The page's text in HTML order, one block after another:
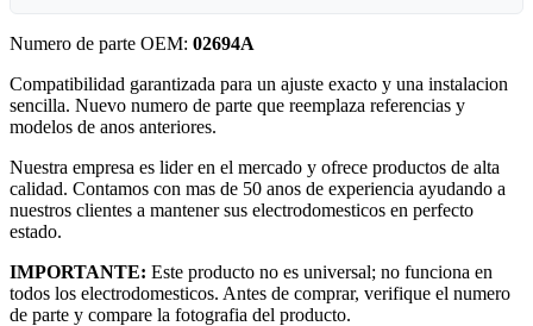
Numero de parte OEM: 02694A
Compatibilidad garantizada para un ajuste exacto y una instalacion
sencilla. Nuevo numero de parte que reemplaza referencias y
modelos de anos anteriores.
Nuestra empresa es lider en el mercado y ofrece productos de alta
calidad. Contamos con mas de 50 anos de experiencia ayudando a
nuestros clientes a mantener sus electrodomesticos en perfecto
estado.
IMPORTANTE: Este producto no es universal; no funciona en
todos los electrodomesticos. Antes de comprar, verifique el numero
de parte y compare la fotografia del producto.